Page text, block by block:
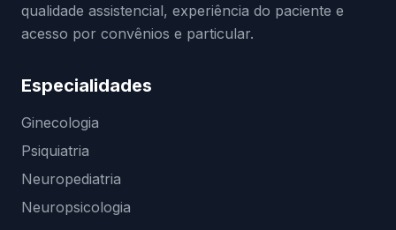
qualidade assistencial, experiência do paciente e
acesso por convênios e particular.
Especialidades
Ginecologia
Psiquiatria
Neuropediatria
Neuropsicologia